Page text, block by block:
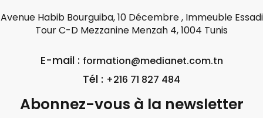
Avenue Habib Bourguiba, 10 Décembre , Immeuble Essadi
Tour C-D Mezzanine Menzah 4, 1004 Tunis
E-mail : formation@medianet.com.tn
Tél : +216 71 827 484
Abonnez-vous à la newsletter